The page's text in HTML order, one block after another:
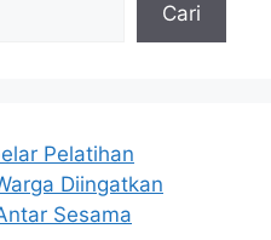
Cari
Pelatihan
Diingatkan
Sesama